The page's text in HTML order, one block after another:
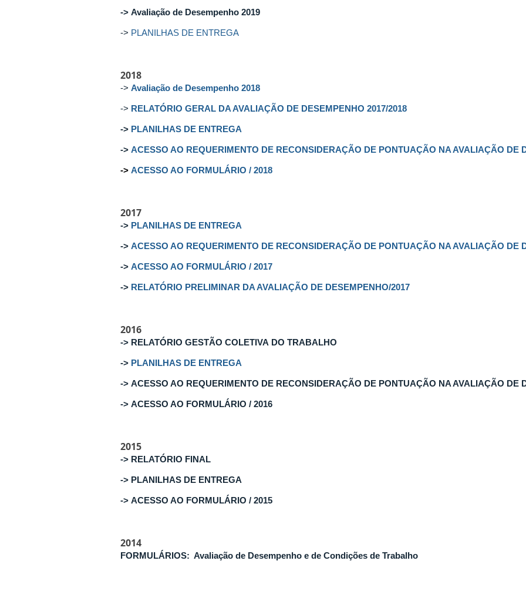
-> Avaliação de Desempenho 2019
-> PLANILHAS DE ENTREGA
2018
-> Avaliação de Desempenho 2018
-> RELATÓRIO GERAL DA AVALIAÇÃO DE DESEMPENHO 2017/2018
-> PLANILHAS DE ENTREGA
-> ACESSO AO REQUERIMENTO DE RECONSIDERAÇÃO DE PONTUAÇÃO NA AVALIAÇÃO DE
-> ACESSO AO FORMULÁRIO / 2018
2017
-> PLANILHAS DE ENTREGA
-> ACESSO AO REQUERIMENTO DE RECONSIDERAÇÃO DE PONTUAÇÃO NA AVALIAÇÃO DE
-> ACESSO AO FORMULÁRIO / 2017
-> RELATÓRIO PRELIMINAR DA AVALIAÇÃO DE DESEMPENHO/2017
2016
-> RELATÓRIO GESTÃO COLETIVA DO TRABALHO
-> PLANILHAS DE ENTREGA
-> ACESSO AO REQUERIMENTO DE RECONSIDERAÇÃO DE PONTUAÇÃO NA AVALIAÇÃO DE
-> ACESSO AO FORMULÁRIO / 2016
2015
-> RELATÓRIO FINAL
-> PLANILHAS DE ENTREGA
-> ACESSO AO FORMULÁRIO / 2015
2014
FORMULÁRIOS: Avaliação de Desempenho e de Condições de Trabalho